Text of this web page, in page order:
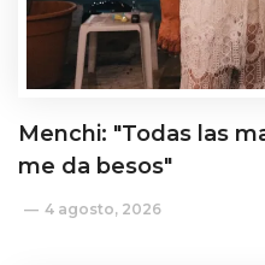
Menchi: "Todas las
me da besos"
4 agosto, 2026